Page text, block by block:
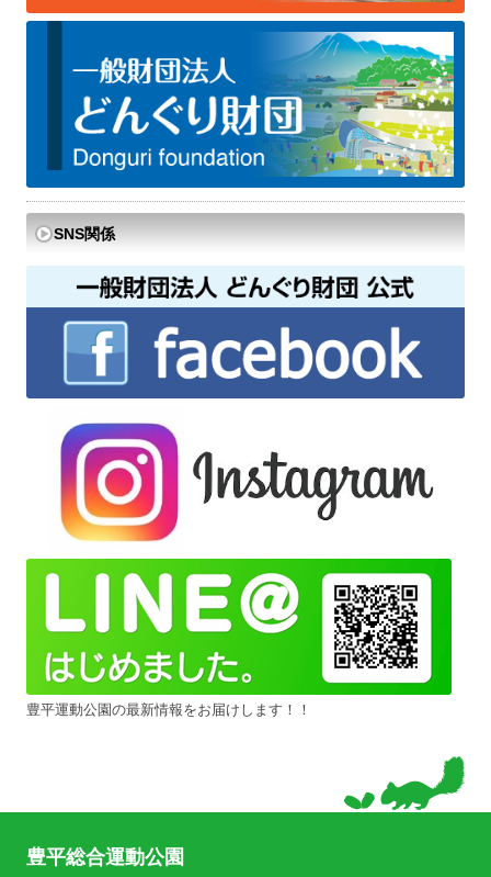
SNS関係
豊平運動公園の最新情報をお届けします！！
豊平総合運動公園